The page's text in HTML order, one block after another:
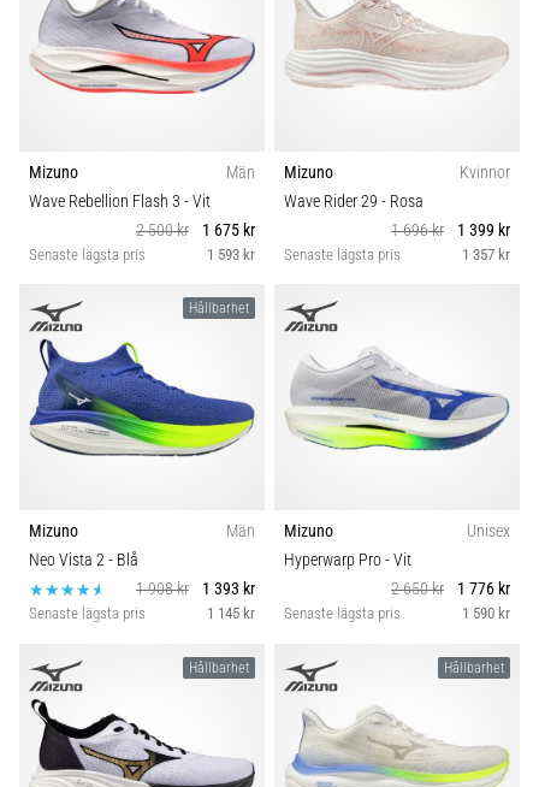
Mizuno
Män
Wave Rebellion Flash 3 - Vit
2 500 kr
1 675 kr
Senaste lägsta pris 1 593 kr
Mizuno
Kvinnor
Wave Rider 29 - Rosa
1 696 kr
1 399 kr
Senaste lägsta pris 1 357 kr
Hållbarhet
Mizuno
Män
Neo Vista 2- Blå
1 908 kr
1 393 kr
Senaste lägsta pris 1 145 kr
Mizuno
Unisex
Hyperwarp Pro- Vit
2 650 kr
1 776 kr
Senaste lägsta pris 1 590 kr
Hållbarhet Hållbarhet